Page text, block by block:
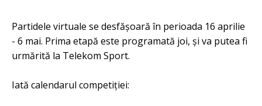
Partidele virtuale se desfăşoară în perioada 16 aprilie
- 6 mai. Prima etapă este programată joi, şi va putea fi
urmărită la Telekom Sport.
Iată calendarul competiţiei: